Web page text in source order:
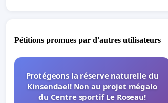
Pétitions promues par d'autres utilisateurs
Protégeons la réserve naturelle du
Kinsendael! Non au projet mégalo
du Centre sportif Le Roseau!